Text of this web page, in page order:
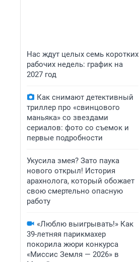
Нас ждут целых семь коротких
рабочих недель: график на
2027 год
Как снимают детективный
триллер про «свинцового
маньяка» со звездами
сериалов: фото со съемок и
первые подробности
Укусила змея? Зато паука
нового открыл! История
арахнолога, который обожает
свою смертельно опасную
работу
«Люблю выигрывать!» Как
39-летняя парикмахер
покорила жюри конкурса
«Миссис Земля — 2026» в